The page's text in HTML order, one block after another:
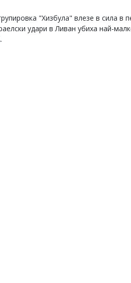
"Хизбула" влезе в сила в
удари в Ливан убиха най-